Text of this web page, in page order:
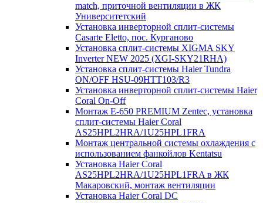
match, приточной вентиляции в ЖК
Университетский
Установка инверторной сплит-системы
Casarte Eletto, пос. Курганово
Установка сплит-системы XIGMA SKY
Inverter NEW 2025 (XGI-SKY21RHA)
Установка сплит-системы Haier Tundra
ON/OFF HSU-09HTT103/R3
Установка инверторной сплит-системы Haier
Coral On-Off
Монтаж E-650 PREMIUM Zentec, установка
сплит-системы Haier Coral
AS25HPL2HRA/1U25HPL1FRA
Монтаж центральной системы охлаждения с
использованием фанкойлов Kentatsu
Установка Haier Coral
AS25HPL2HRA/1U25HPL1FRA в ЖК
Макаровский, монтаж вентиляции
Установка Haier Coral DC